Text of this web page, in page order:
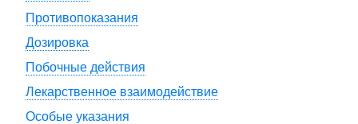
Противопоказания
Дозировка
Побочные действия
Лекарственное взаимодействие
Особые указания